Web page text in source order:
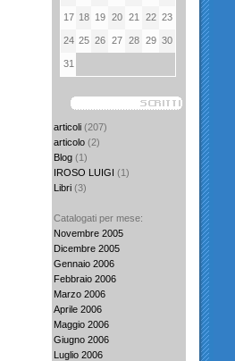
17 18 19 20 21 22 23
24 25 26 27 28 29 30
31
articoli (207)
articolo (2)
Blog (1)
IROSO LUIGI (1)
Libri (3)
Catalogati per mese:
Novembre 2005
Dicembre 2005
Gennaio 2006
Febbraio 2006
Marzo 2006
Aprile 2006
Maggio 2006
Giugno 2006
Luglio 2006